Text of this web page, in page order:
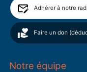
Adhérer à notre
Faire un don
Notre équipe